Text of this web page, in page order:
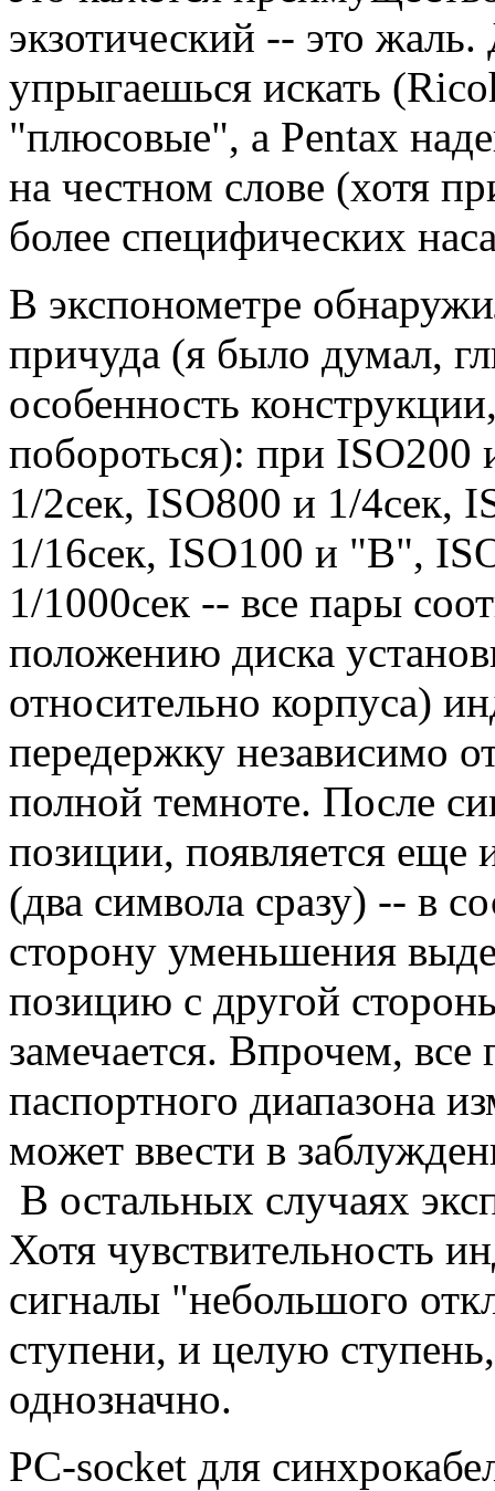
экзотический -- это
упрыгаешься искать
"плюсовые", а Pentax
на честном слове (хотя
более специфических
В экспонометре
причуда (я было думал,
особенность
побороться): при ISO200
1/2сек, ISO800 и 1/4сек,
1/16сек, ISO100 и "B",
1/1000сек -- все пары
положению диска
относительно корпуса)
передержку независимо
полной темноте. После
позиции, появляется еще
(два символа сразу) -- в
сторону уменьшения
позицию с другой
замечается. Впрочем,
паспортного диапазона
может ввести в
В остальных случаях
Хотя чувствительность
сигналы "небольшого
ступени, и целую
однозначно.
PC-socket для